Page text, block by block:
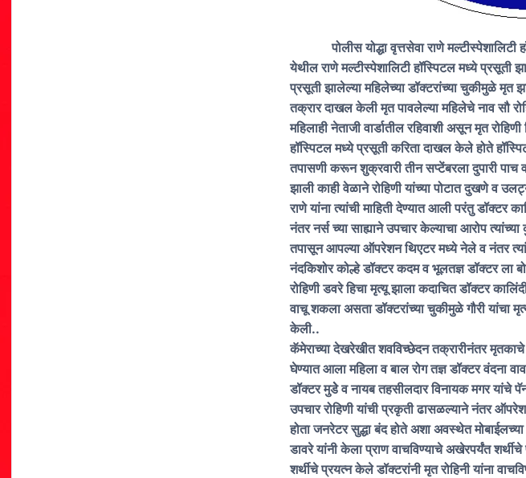
पोलीस योद्धा वृत्तसेवा राणे मल्टीस्पेशालिटी
येथील राणे मल्टीस्पेशालिटी हॉस्पिटल मध्ये प्रसूती
प्रसूती झालेल्या महिलेच्या डॉक्टरांच्या चुकीमुळे मृत
तक्रार दाखल केली मृत पावलेल्या महिलेचे नाव सौ
महिलाही नेताजी वार्डातील रहिवाशी असून मृत
हॉस्पिटल मध्ये प्रसूती करिता दाखल केले होते
तपासणी करून शुक्रवारी तीन सप्टेंबरला दुपारी
झाली काही वेळाने रोहिणी यांच्या पोटात दुखणे व
राणे यांना त्यांची माहिती देण्यात आली परंतु डॉक्टर
नंतर नर्स च्या साह्याने उपचार केल्याचा आरोप
तपासून आपल्या ऑपरेशन थिएटर मध्ये नेले व नंतर
नंदकिशोर कोल्हे डॉक्टर कदम व भूलतज्ञ डॉक्टर ला
रोहिणी डवरे हिचा मृत्यू झाला कदाचित डॉक्टर
वाचू शकला असता डॉक्टरांच्या चुकीमुळे गौरी यांचा
केली..
कॅमेराच्या देखरेखीत शवविच्छेदन तक्रारीनंतर मृतकाचे
घेण्यात आला महिला व बाल रोग तज्ञ डॉक्टर वंदना
डॉक्टर मुडेे व नायब तहसीलदार विनायक मगर यांचे
उपचार रोहिणी यांची प्रकृती ढासळल्याने नंतर
होता जनरेटर सुद्धा बंद होते अशा अवस्थेत
डावरे यांनी केला प्राण वाचविण्याचे अखेरपर्यंत शर्थीचे
शर्थीचे प्रयत्न केले डॉक्‍टरांनी मृत रोहिनी यांना